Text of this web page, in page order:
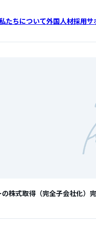
たちについて外国人材採用サ
株式取得（完全子会社化）